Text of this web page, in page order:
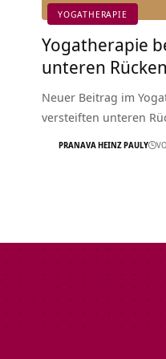
YOGATHERAPIE
Yogatherapie
unteren Rücken
Neuer Beitrag im
versteiften unteren
PRANAVA HEINZ PAULY